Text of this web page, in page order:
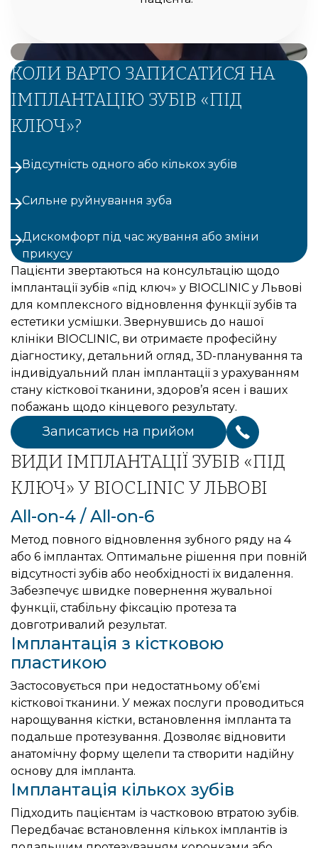
КОЛИ ВАРТО ЗАПИСАТИСЯ НА
ІМПЛАНТАЦІЮ ЗУБІВ «ПІД
КЛЮЧ»?
Відсутність одного або кількох зубів
Сильне руйнування зуба
Дискомфорт під час жування або зміни
прикусу
Пацієнти звертаються на консультацію щодо
імплантації зубів «під ключ» у BIOCLINIC у Львові
для комплексного відновлення функції зубів та
естетики усмішки. Звернувшись до нашої
клініки BIOCLINIC, ви отримаєте професійну
діагностику, детальний огляд, 3D-планування та
індивідуальний план імплантації з урахуванням
стану кісткової тканини, здоров’я ясен і ваших
побажань щодо кінцевого результату.
Записатись на прийом
ВИДИ ІМПЛАНТАЦІЇ ЗУБІВ «ПІД
КЛЮЧ» У BIOCLINIC У ЛЬВОВІ
All-on-4 / All-on-6
Метод повного відновлення зубного ряду на 4
або 6 імплантах. Оптимальне рішення при повній
відсутності зубів або необхідності їх видалення.
Забезпечує швидке повернення жувальної
функції, стабільну фіксацію протеза та
довготривалий результат.
Імплантація з кістковою
пластикою
Застосовується при недостатньому об’ємі
кісткової тканини. У межах послуги проводиться
нарощування кістки, встановлення імпланта та
подальше протезування. Дозволяє відновити
анатомічну форму щелепи та створити надійну
основу для імпланта.
Імплантація кількох зубів
Підходить пацієнтам із частковою втратою зубів.
Передбачає встановлення кількох імплантів із